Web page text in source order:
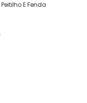
E Fenda